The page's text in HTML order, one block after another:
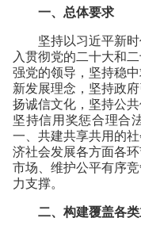
一、总体要求
坚持以习近平新
入贯彻党的二十大和
强党的领导，坚持稳
新发展理念，坚持政
扬诚信文化，坚持公
坚持信用奖惩合理合
一、共建共享共用的
济社会发展各方面各
市场、维护公平有序
力支撑。
二、构建覆盖各